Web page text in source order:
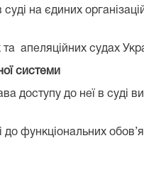
на єдиних
апеляційних судах
системи
доступу до неї в суді
функціональних